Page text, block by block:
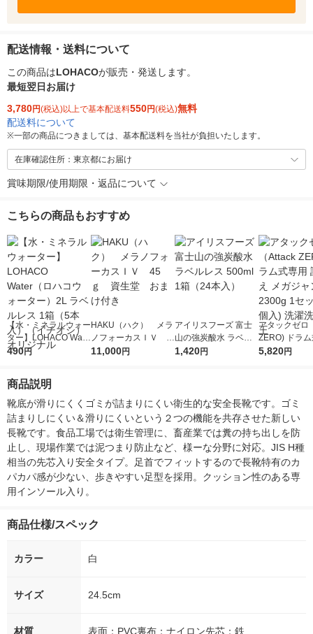
配送情報・送料について
この商品はLOHACOが販売・発送します。
最短翌日お届け
3,780円(税込)以上で基本配送料550円(税込)無料
配送料について
※一部の商品につきましては、基本配送料を当社が負担いたします。
在庫確認住所：東京都にお届け
賞味期限/使用期限・返品について
こちらの商品もおすすめ
【水・ミネラルウォー
ター】LOHACO Wate
r（ロハコウォータ
シ） オリジナル
490円
HAKU（ハク） メラ
ノフォーカスＩＶ 4
5ｇ 資生堂 おまけ
11,000円
アイリスフーズ 富士
山の強炭酸水 ラベル
レス 500ml 1箱（24
1,420円
アタックゼロ
ZERO) ドラ
詰め替え メガ
5,820円
商品説明
靴底が滑りにくくゴミが詰まりにくい衛生的な安全長靴です。ゴミ
詰まりしにくい＆滑りにくいという２つの機能を共存させた新しい
長靴です。食品工場では衛生管理に、畜産業では糞の持ち出しを防
止し、現場作業では泥つまり防止など、様ーな分野に対応。JIS H種
相当の先芯入り安全タイプ。足首でフィットするので長靴特有のカ
パカパ感が少ない、歩きやすい足型を採用。クッション性のある専
用インソール入り。
商品仕様/スペック
カラー 白
サイズ 24.5cm
材質 表面：PVC裏布：ナイロン先芯：鉄